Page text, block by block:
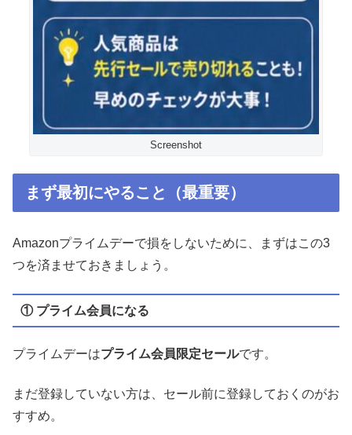
Screenshot
まず最初にやること（最重要）
Amazonプライムデーで損をしないために、まずはこの3
つを済ませておきましょう。
① プライム会員になる
プライムデーはプライム会員限定セールです。
まだ登録していない方は、セール前に登録しておくのがお
すすめ。